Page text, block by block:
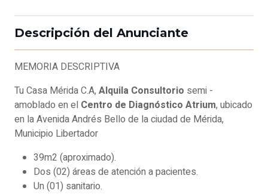
Descripción del Anunciante
MEMORIA DESCRIPTIVA
Tu Casa Mérida C.A, Alquila Consultorio semi -
amoblado en el Centro de Diagnóstico Atrium, ubicado
en la Avenida Andrés Bello de la ciudad de Mérida,
Municipio Libertador
39m2 (aproximado).
Dos (02) áreas de atención a pacientes.
Un (01) sanitario.